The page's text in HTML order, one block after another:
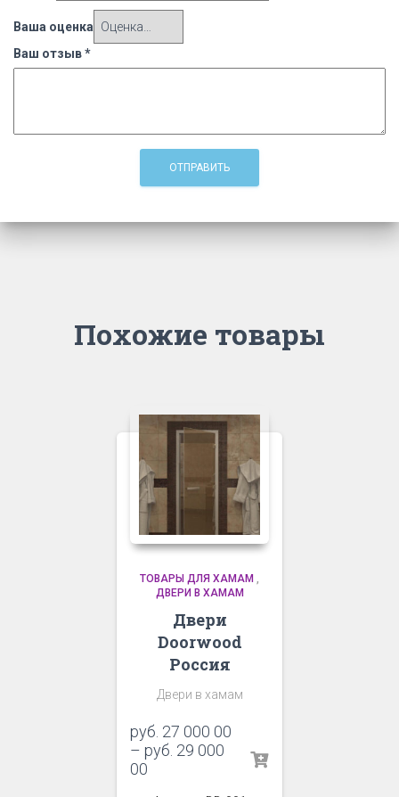
Ваша оценка
Ваш отзыв*
Похожие товары
ТОВАРЫ ДЛЯ ХАМАМ ,
ДВЕРИ В ХАМАМ
Двери
Doorwood
Россия
Двери в хамам
руб. 27 000 00
– руб. 29 000
00